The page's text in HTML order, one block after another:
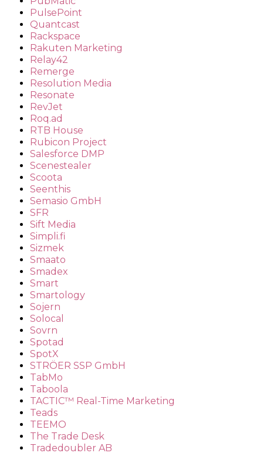
PulsePoint
Quantcast
Rackspace
Rakuten Marketing
Relay42
Remerge
Resolution Media
Resonate
RevJet
Roq.ad
RTB House
Rubicon Project
Salesforce DMP
Scenestealer
Scoota
Seenthis
Semasio GmbH
SFR
Sift Media
Simpli.fi
Sizmek
Smaato
Smadex
Smart
Smartology
Sojern
Solocal
Sovrn
Spotad
SpotX
STRÖER SSP GmbH
TabMo
Taboola
TACTIC™ Real-Time Marketing
Teads
TEEMO
The Trade Desk
Tradedoubler AB